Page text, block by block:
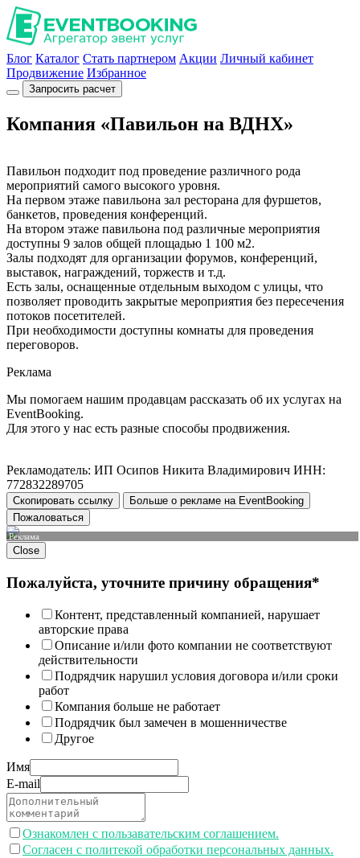
Блог Каталог Стать партнером Акции Личный кабинет
Продвижение Избранное
Запросить расчет
Компания «Павильон на ВДНХ»
Павильон подходит под проведение различного рода
мероприятий самого высокого уровня.
На первом этаже павильона зал ресторана для фуршетов,
банкетов, проведения конференций.
На втором этаже павильона под различные мероприятия
доступны 9 залов общей площадью 1 100 м2.
Залы подходят для организации форумов, конференций,
выставок, награждений, торжеств и т.д.
Есть залы, оснащенные отдельным выходом с улицы, что
позволяет проводить закрытые мероприятия без пересечения
потоков посетителей.
При необходимости доступны комнаты для проведения
переговоров.
Реклама
Мы помогаем нашим продавцам рассказать об их услугах на
EventBooking.
Для этого у нас есть разные способы продвижения.
Рекламодатель: ИП Осипов Никита Владимирович ИНН:
772832289705
Скопировать ссылку
Больше о рекламе на EventBooking
Пожаловаться
Реклама
Close
Пожалуйста, уточните причину обращения*
Контент, представленный компанией, нарушает
авторские права
Описание и/или фото компании не соответствуют
действительности
Подрядчик нарушил условия договора и/или сроки
работ
Компания больше не работает
Подрядчик был замечен в мошенничестве
Другое
Имя
E-mail
Ознакомлен с пользавательским соглашением.
Согласен с политекой обработки персональных данных.